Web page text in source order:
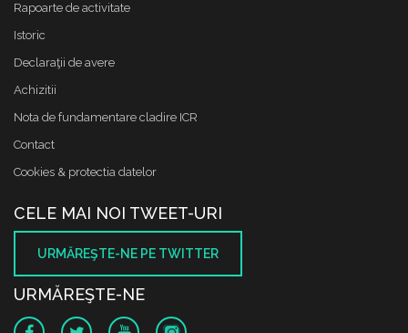
Rapoarte de activitate
Istoric
Declaraţii de avere
Achizitii
Nota de fundamentare cladire ICR
Contact
Cookies & protectia datelor
CELE MAI NOI TWEET-URI
URMĂREŞTE-NE PE TWITTER
URMĂREŞTE-NE